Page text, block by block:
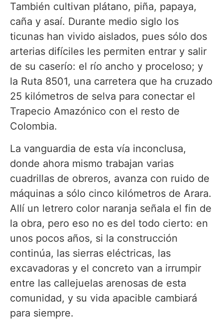
También cultivan plátano, piña, papaya,
caña y asaí. Durante medio siglo los
ticunas han vivido aislados, pues sólo dos
arterias difíciles les permiten entrar y salir
de su caserío: el río ancho y proceloso; y
la Ruta 8501, una carretera que ha cruzado
25 kilómetros de selva para conectar el
Trapecio Amazónico con el resto de
Colombia.
La vanguardia de esta vía inconclusa,
donde ahora mismo trabajan varias
cuadrillas de obreros, avanza con ruido de
máquinas a sólo cinco kilómetros de Arara.
Allí un letrero color naranja señala el fin de
la obra, pero eso no es del todo cierto: en
unos pocos años, si la construcción
continúa, las sierras eléctricas, las
excavadoras y el concreto van a irrumpir
entre las callejuelas arenosas de esta
comunidad, y su vida apacible cambiará
para siempre.